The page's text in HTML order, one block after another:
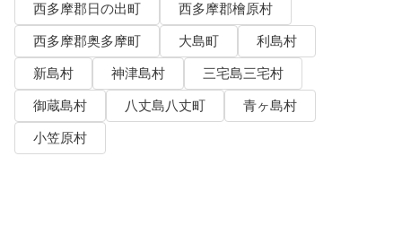
西多摩郡日の出町
西多摩郡檜原村
西多摩郡奥多摩町
大島町
利島村
新島村
神津島村
三宅島三宅村
御蔵島村
八丈島八丈町
青ヶ島村
小笠原村